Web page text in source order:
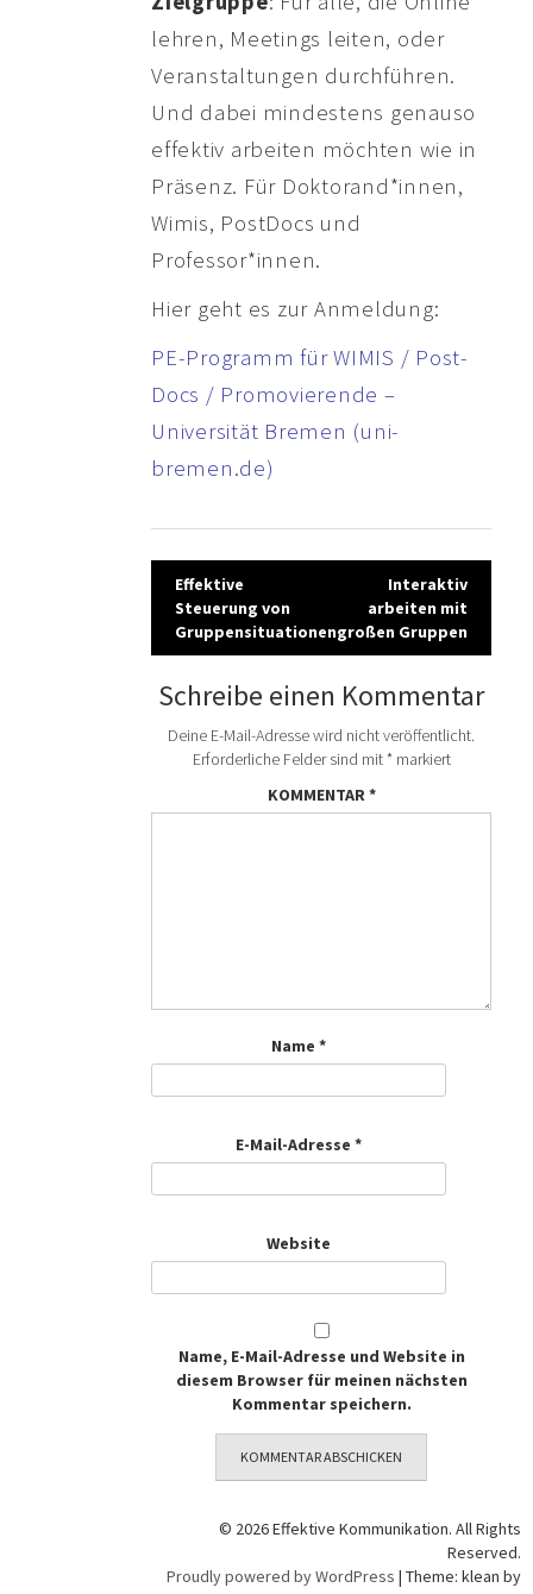
lehren, Meetings leiten, oder
Veranstaltungen durchführen.
Und dabei mindestens genauso
effektiv arbeiten möchten wie in
Präsenz. Für Doktorand*innen,
Wimis, PostDocs und
Professor*innen.
Hier geht es zur Anmeldung:
PE-Programm für WIMIS / Post-
Docs / Promovierende –
Universität Bremen (uni-
bremen.de)
Post
navigation
Effektive
Steuerung von
Gruppensituationen
Interaktiv
arbeiten mit
großen Gruppen
Schreibe einen Kommentar
Deine E-Mail-Adresse wird nicht veröffentlicht.
Erforderliche Felder sind mit*markiert
KOMMENTAR*
Name *
E-Mail-Adresse *
Website
Name, E-Mail-Adresse und Website in
diesem Browser für meinen nächsten
Kommentar speichern.
© 2026 Effektive Kommunikation. All Rights
Reserved.
Proudly powered by WordPress | Theme: klean by